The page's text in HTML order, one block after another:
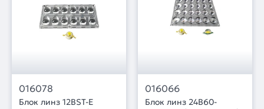
016078
Блок линз 12BST-E
016066
Блок линз 24B60-